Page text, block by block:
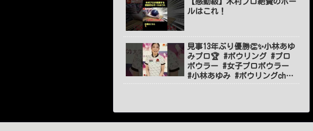
「BOWLING ch」
ルはこれ！
見事13年ぶり優勝👏✨小林あゆ
みプロ🏆 #ボウリング #プロ
ボウラー #女子プロボウラー
#小林あゆみ #ボウリングch